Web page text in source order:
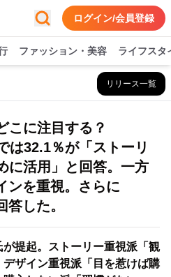
ログイン/会員登録
ファッション・美容 ライフスタ
リリース一覧
こに注目する？
は32.1％が「ストーリ
に活用」と回答。一方
ンを重視。さらに
した。
提起。ストーリー重視派「観
ザイン重視派「目を惹けば購